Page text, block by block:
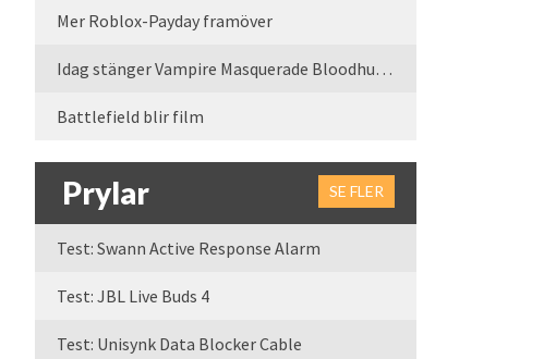
Mer Roblox-Payday framöver
Idag stänger Vampire Masquerade Bloodhunt servrarna
Battlefield blir film
Prylar SE FLER
Test: Swann Active Response Alarm
Test: JBL Live Buds 4
Test: Unisynk Data Blocker Cable